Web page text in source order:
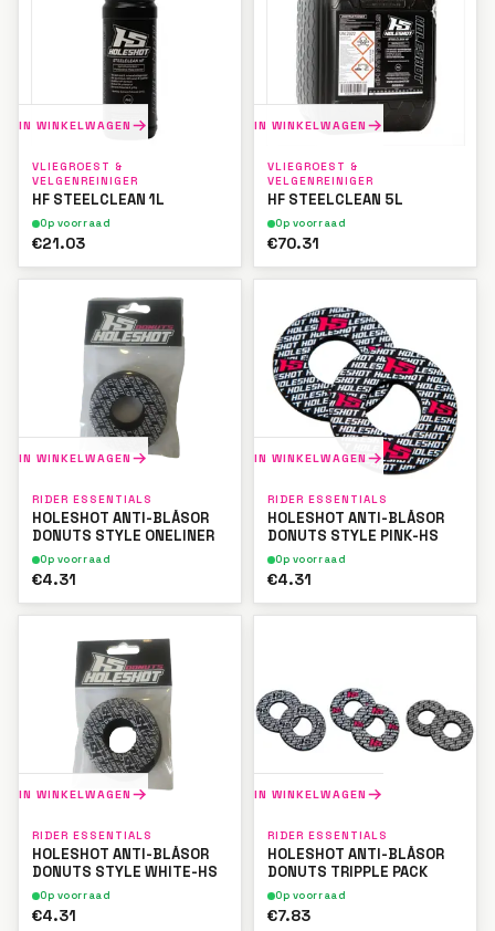
IN WINKELWAGEN
VLIEGROEST &
VELGENREINIGER
HF STEELCLEAN 1L
Op voorraad
€21.03
IN WINKELWAGEN
VLIEGROEST &
VELGENREINIGER
HF STEELCLEAN 5L
Op voorraad
€70.31
IN WINKELWAGEN
RIDER ESSENTIALS
HOLESHOT ANTI-BLÅSOR
DONUTS STYLE ONELINER
Op voorraad
€4.31
IN WINKELWAGEN
RIDER ESSENTIALS
HOLESHOT ANTI-BLÅSOR
DONUTS STYLE PINK-HS
Op voorraad
€4.31
IN WINKELWAGEN
RIDER ESSENTIALS
HOLESHOT ANTI-BLÅSOR
DONUTS STYLE WHITE-HS
Op voorraad
€4.31
IN WINKELWAGEN
RIDER ESSENTIALS
HOLESHOT ANTI-BLÅSOR
DONUTS TRIPPLE PACK
Op voorraad
€7.83